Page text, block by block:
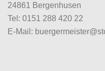
24861 Bergenhusen
Tel: 0151 288 420 22
E-Mail: